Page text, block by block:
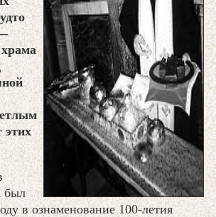
этих
был
в ознаменование 100-летия